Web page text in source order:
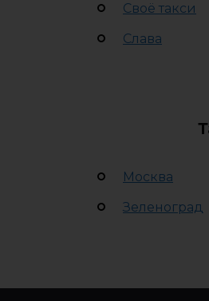
Своё такси
Слава
Москва
Зеленоград